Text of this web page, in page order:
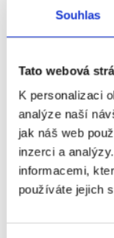
Souhlas
Tato webová
K personalizaci
analýze naší
jak náš web
inzerci a
informacemi,
používáte jejich